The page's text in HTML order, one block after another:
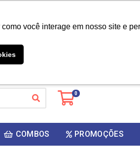
você interage em nosso site e
0
COMBOS PROMOÇÕES